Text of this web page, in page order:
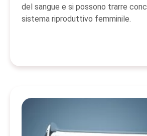
del sangue e si possono trarre
sistema riproduttivo femminile.